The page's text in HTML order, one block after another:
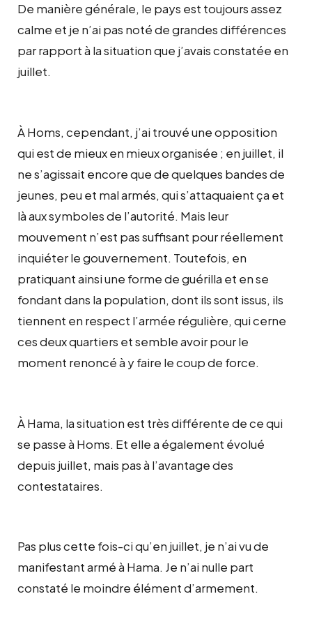
De manière générale, le pays est toujours assez
calme et je n’ai pas noté de grandes différences
par rapport à la situation que j’avais constatée en
juillet.
À Homs, cependant, j’ai trouvé une opposition
qui est de mieux en mieux organisée ; en juillet, il
ne s’agissait encore que de quelques bandes de
jeunes, peu et mal armés, qui s’attaquaient ça et
là aux symboles de l’autorité. Mais leur
mouvement n’est pas suffisant pour réellement
inquiéter le gouvernement. Toutefois, en
pratiquant ainsi une forme de guérilla et en se
fondant dans la population, dont ils sont issus, ils
tiennent en respect l’armée régulière, qui cerne
ces deux quartiers et semble avoir pour le
moment renoncé à y faire le coup de force.
À Hama, la situation est très différente de ce qui
se passe à Homs. Et elle a également évolué
depuis juillet, mais pas à l’avantage des
contestataires.
Pas plus cette fois-ci qu’en juillet, je n’ai vu de
manifestant armé à Hama. Je n’ai nulle part
constaté le moindre élément d’armement.